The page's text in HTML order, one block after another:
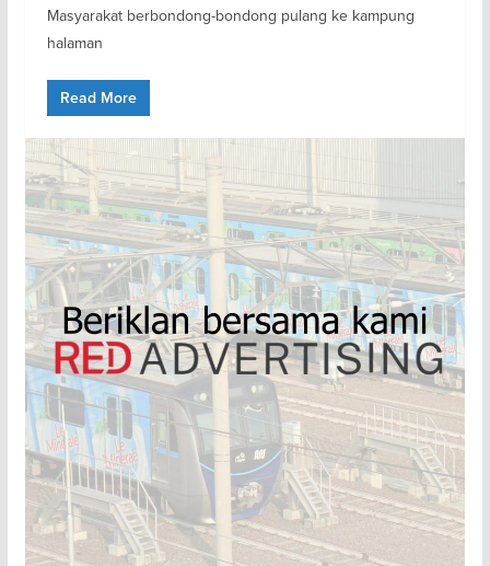
Masyarakat berbondong-bondong pulang ke kampung
halaman
Read More